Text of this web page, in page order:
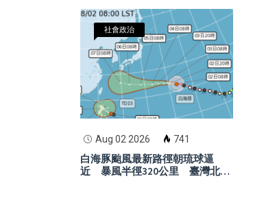
社會政治
Aug 02 2026 741
白海豚颱風最新路徑朝琉球逼
近 暴風半徑320公里 臺灣北部